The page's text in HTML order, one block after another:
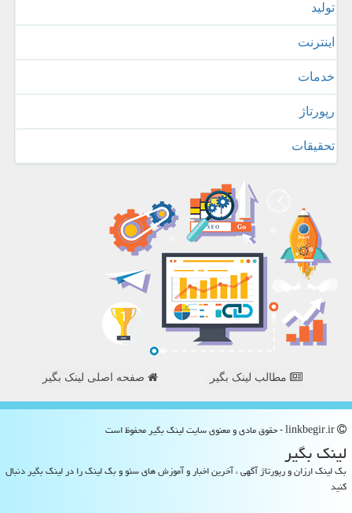
تولید
اینترنت
خدمات
رپورتاژ
تحقیقات
مطالب لینک بگیر صفحه اصلی لینک بگیر
لینك بگیر
بک لینک ارزان و رپورتاژ آگهی ، آخرین اخبار و آموزش های سئو و بک لینک را در لینک بگیر دنبال
کنید